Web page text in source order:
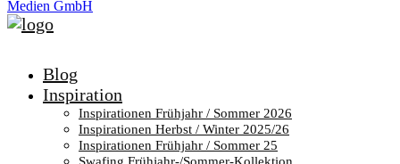
Medien GmbH
Blog
Inspiration
Inspirationen Frühjahr / Sommer 2026
Inspirationen Herbst / Winter 2025/26
Inspirationen Frühjahr / Sommer 25